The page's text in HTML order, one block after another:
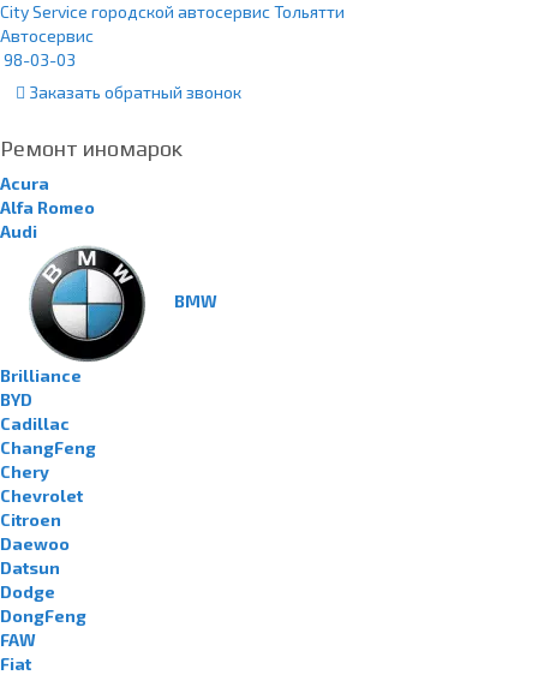
City Service городской автосервис Тольятти
Автосервис
98-03-03
Заказать обратный звонок
Ремонт иномарок
Acura
Alfa Romeo
Audi
BMW
Brilliance
BYD
Cadillac
ChangFeng
Chery
Chevrolet
Citroen
Daewoo
Datsun
Dodge
DongFeng
FAW
Fiat